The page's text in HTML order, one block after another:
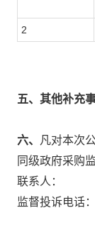
2
五、其他补充
六、
凡对本次
同级政府采购
联系人：
监督投诉电话：